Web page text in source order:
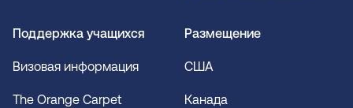
Поддержка учащихся
Визовая информация
The Orange Carpet
Размещение
США
Канада